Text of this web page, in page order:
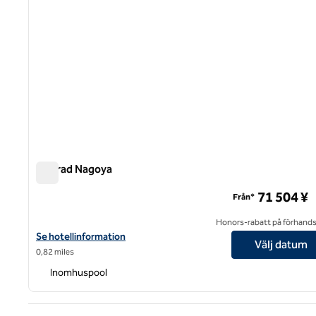
Conrad Nagoya
Visa hotelluppgifter för Conrad Nagoya
Se hotellinformation
0,82 miles
Från* 71 504 ¥
Honors-rabatt på
Välj datum
Inomhuspool